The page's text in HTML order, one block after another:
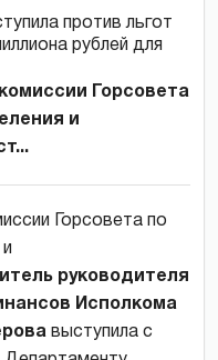
Горсовета
и
Горсовета по
руководителя
Исполкома
выступила с